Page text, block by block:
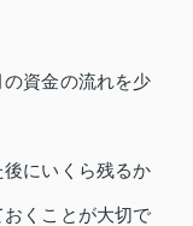
資金の流れを少
にいくら残るか
くことが大切で